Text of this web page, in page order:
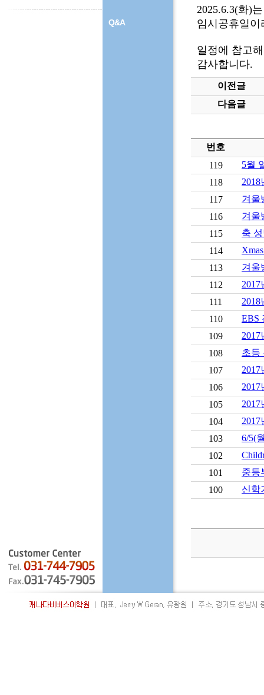
Q&A
2025.6.3(화)
임시공휴일
일정에 참고
감사합니다.
이전글
다음글
번호
119
5월
118
117
겨울
116
겨울
115
축
114
113
겨울
112
2017
111
110
EBS
109
108
초등
107
2017
106
105
2017
104
103
6/5(
102
101
중등
100
신학